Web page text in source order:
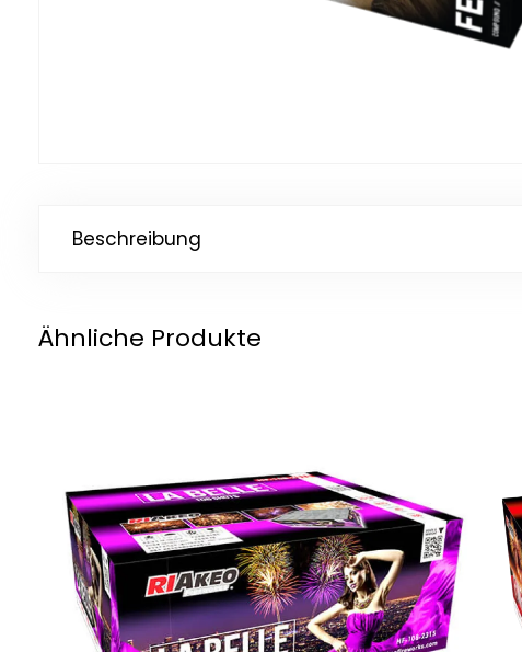
Beschreibung
Ähnliche Produkte